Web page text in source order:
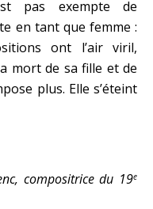
pas exempte de
en tant que femme :
ont l’air viril,
mort de sa fille et de
plus. Elle s’éteint
compositrice du 19e